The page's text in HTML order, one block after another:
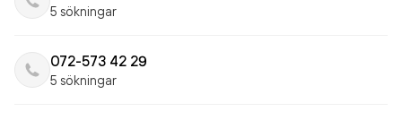
5 sökningar
072-573 42 29
5 sökningar